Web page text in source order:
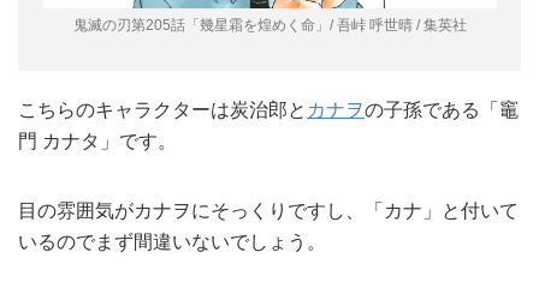
鬼滅の刃第205話「幾星霜を煌めく命」/ 吾峠 呼世晴 / 集英社
こちらのキャラクターは炭治郎と カナヲの子孫である「竈
門 カナタ」です。
目の雰囲気がカナヲにそっくりですし、「カナ」と付いて
いるのでまず間違いないでしょう。